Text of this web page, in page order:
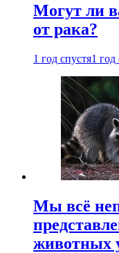
Могут ли
от рака?
1 год спустя1 год
Мы всё
животных